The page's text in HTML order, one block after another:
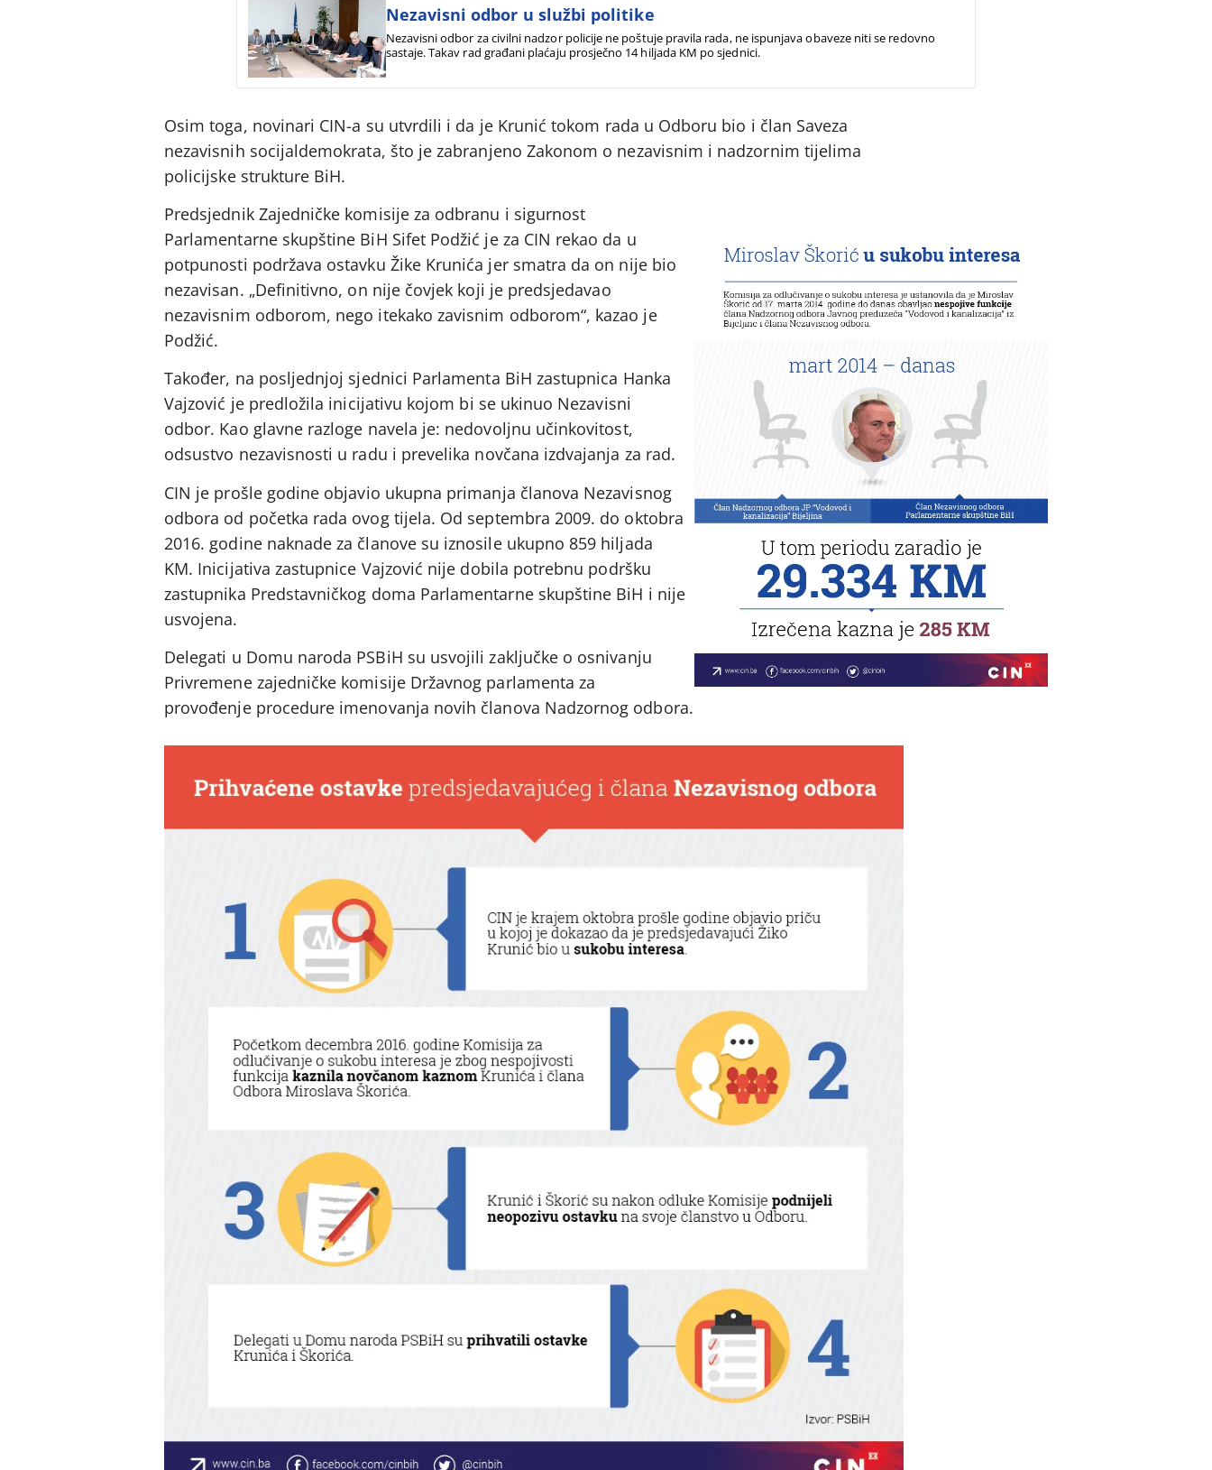
Nezavisni odbor u službi politike
Nezavisni odbor za civilni nadzor policije ne poštuje pravila rada, ne ispunjava obaveze niti se redovno
sastaje. Takav rad građani plaćaju prosječno 14 hiljada KM po sjednici.
Osim toga, novinari CIN-a su utvrdili i da je Krunić tokom rada u Odboru bio i član Saveza
nezavisnih socijaldemokrata, što je zabranjeno Zakonom o nezavisnim i nadzornim tijelima
policijske strukture BiH.
Predsjednik Zajedničke komisije za odbranu i sigurnost
Parlamentarne skupštine BiH Sifet Podžić je za CIN rekao da u
potpunosti podržava ostavku Žike Krunića jer smatra da on nije bio
nezavisan. „Definitivno, on nije čovjek koji je predsjedavao
nezavisnim odborom, nego itekako zavisnim odborom“, kazao je
Podžić.
Također, na posljednjoj sjednici Parlamenta BiH zastupnica Hanka
Vajzović je predložila inicijativu kojom bi se ukinuo Nezavisni
odbor. Kao glavne razloge navela je: nedovoljnu učinkovitost,
odsustvo nezavisnosti u radu i prevelika novčana izdvajanja za rad.
CIN je prošle godine objavio ukupna primanja članova Nezavisnog
odbora od početka rada ovog tijela. Od septembra 2009. do oktobra
2016. godine naknade za članove su iznosile ukupno 859 hiljada
KM. Inicijativa zastupnice Vajzović nije dobila potrebnu podršku
zastupnika Predstavničkog doma Parlamentarne skupštine BiH i nije
usvojena.
Delegati u Domu naroda PSBiH su usvojili zaključke o osnivanju
Privremene zajedničke komisije Državnog parlamenta za
provođenje procedure imenovanja novih članova Nadzornog odbora.